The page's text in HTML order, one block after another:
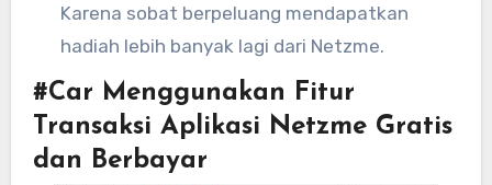
Karena sobat berpeluang mendapatkan
hadiah lebih banyak lagi dari Netzme.
#Car Menggunakan Fitur
Transaksi Aplikasi Netzme Gratis
dan Berbayar